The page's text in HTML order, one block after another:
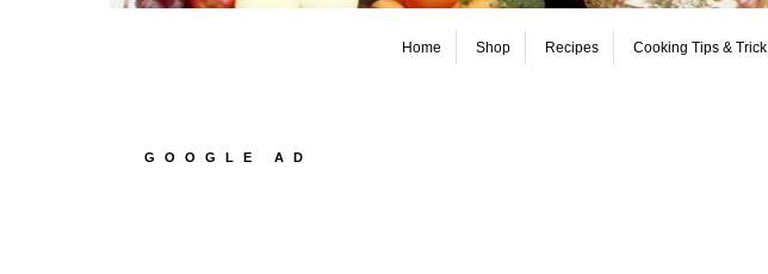
Home Shop Recipes Cooking Tips & Trick
GOOGLE AD